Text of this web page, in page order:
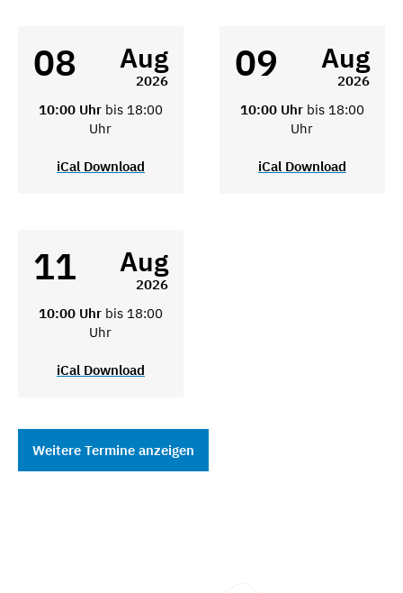
08 Aug
2026
10:00 Uhr bis 18:00
Uhr
iCal Download
09 Aug
2026
10:00 Uhr bis 18:00
Uhr
iCal Download
11 Aug
2026
10:00 Uhr bis 18:00
Uhr
iCal Download
Weitere Termine anzeigen